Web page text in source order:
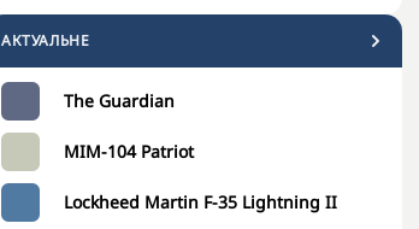
АКТУАЛЬНЕ
The Guardian
MIM-104 Patriot
Lockheed Martin F-35 Lightning II